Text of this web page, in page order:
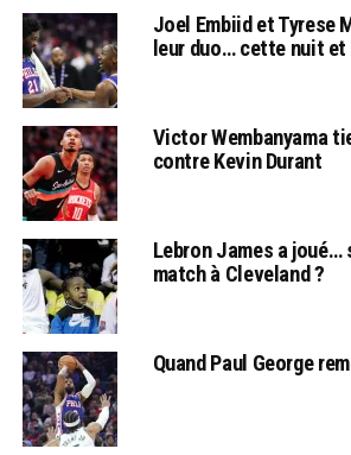
Joel Embiid et Tyrese
leur duo… cette nuit et
Victor Wembanyama
contre Kevin Durant
Lebron James a joué…
match à Cleveland ?
Quand Paul George